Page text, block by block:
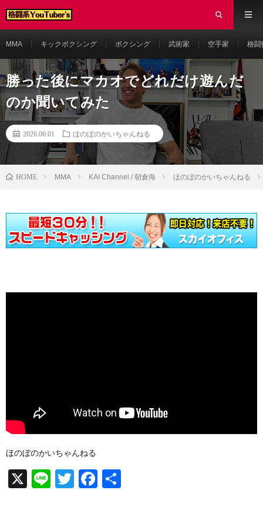
MMA キックボクシング ボクシング 武術家 空手家 格闘
勝った後にマカオでどれだけ遊んだ
のか聞いてみた
2026.06.01 ほのぼのかいちゃんねる
HOME MMA KAI Channel / 朝倉海 ほのぼのかいちゃんねる
ほのぼのかいちゃんねる
X
Li
T
F